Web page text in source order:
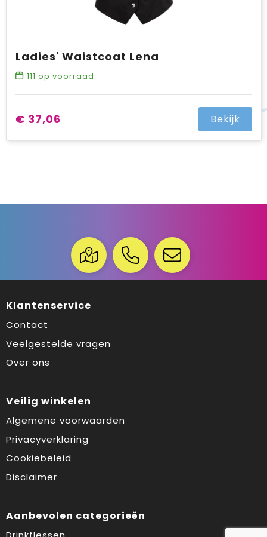
Ladies' Waistcoat Lena
111 op voorraad
€ 37,06 Bekijk
Klantenservice
Contact
Veelgestelde vragen
Over ons
Veilig winkelen
Algemene voorwaarden
Privacyverklaring
Cookiebeleid
Disclaimer
Aanbevolen categorieën